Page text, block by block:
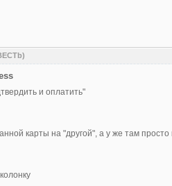
и оплатить"
карты на "другой", а у же там просто